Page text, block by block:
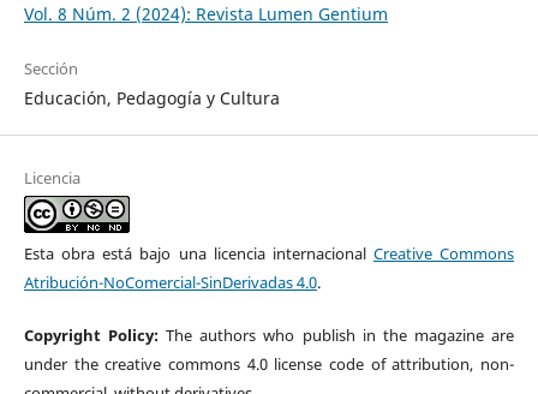
Vol. 8 Núm. 2 (2024): Revista Lumen Gentium
Sección
Educación, Pedagogía y Cultura
Licencia
Esta obra está bajo una licencia internacional Creative Commons
Atribución-NoComercial-SinDerivadas 4.0.
Copyright Policy: The authors who publish in the magazine are
under the creative commons 4.0 license code of attribution, non-